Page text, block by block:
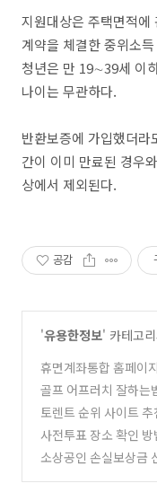
지원대상은 주택면적
계약을 체결한 중위소
청년은 만 19∼39세 이
나이는 무관하다.
반환보증에 가입했더라
간이 이미 만료된 경우
상에서 제외된다.
공감
'유용한정보' 카테고
휴면계좌통합 홈페이지
골프 어프러치 잘하는
토렌트 순위 사이트 추
사전투표 장소 확인 방
소상공인 손실보상금